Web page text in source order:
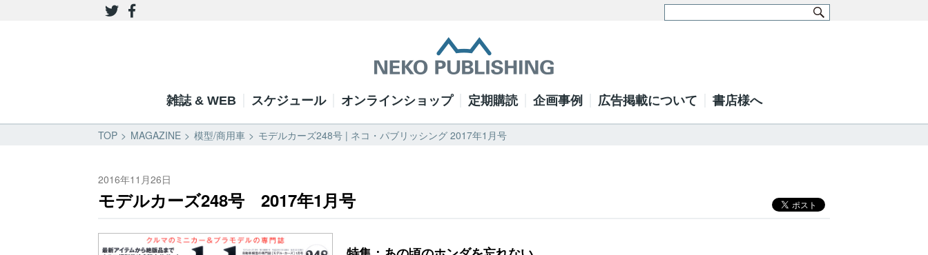
雑誌 & WEB スケジュール オンラインショップ 定期購読 企画事例 広告掲載について 書店様へ
TOP MAGAZINE 模型/商用車 モデルカーズ248号 | ネコ・パブリッシング 2017年1月号
2016年11月26日
モデルカーズ248号 2017年1月号